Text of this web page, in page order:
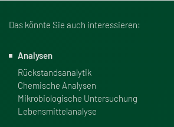
Das könnte Sie auch interessieren:
Analysen
Rückstandsanalytik
Chemische Analysen
Mikrobiologische Untersuchung
Lebensmittelanalyse